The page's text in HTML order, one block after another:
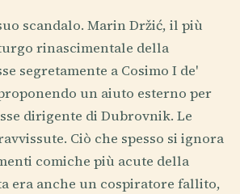
scandalo. Marin Držić, il più
rinascimentale della
segretamente a Cosimo I de'
un aiuto esterno per
dirigente di Dubrovnik. Le
Ciò che spesso si ignora
comiche più acute della
era anche un cospiratore fallito,